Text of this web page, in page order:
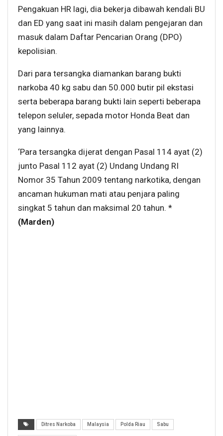
Pengakuan HR lagi, dia bekerja dibawah kendali BU
dan ED yang saat ini masih dalam pengejaran dan
masuk dalam Daftar Pencarian Orang (DPO)
kepolisian.
Dari para tersangka diamankan barang bukti
narkoba 40 kg sabu dan 50.000 butir pil ekstasi
serta beberapa barang bukti lain seperti beberapa
telepon seluler, sepada motor Honda Beat dan
yang lainnya.
‘Para tersangka dijerat dengan Pasal 114 ayat (2)
junto Pasal 112 ayat (2) Undang Undang RI
Nomor 35 Tahun 2009 tentang narkotika, dengan
ancaman hukuman mati atau penjara paling
singkat 5 tahun dan maksimal 20 tahun. *
(Marden)
Ditres Narkoba Malaysia Polda Riau Sabu